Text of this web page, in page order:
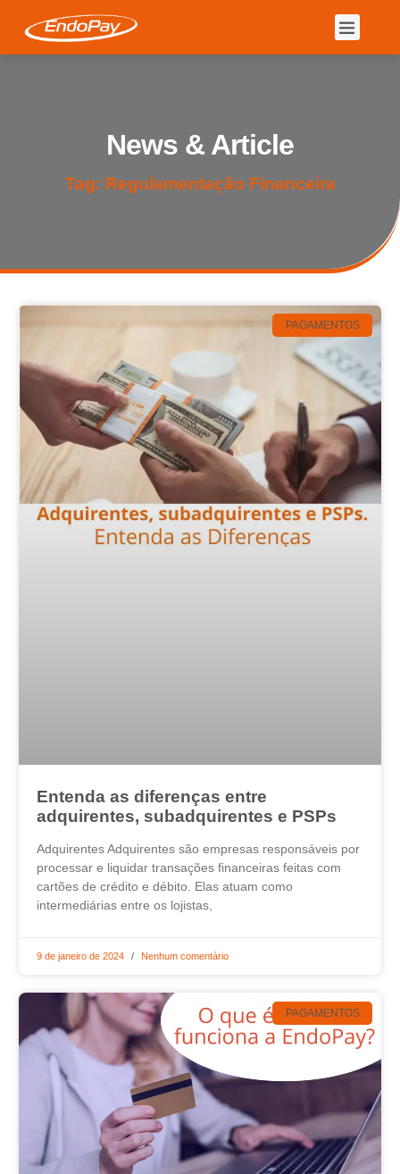
News & Article
Tag: Regulamentação Financeira
PAGAMENTOS
Entenda as diferenças entre
adquirentes, subadquirentes e PSPs
Adquirentes Adquirentes são empresas responsáveis por
processar e liquidar transações financeiras feitas com
cartões de crédito e débito. Elas atuam como
intermediárias entre os lojistas,
9 de janeiro de 2024 Nenhum comentário
PAGAMENTOS